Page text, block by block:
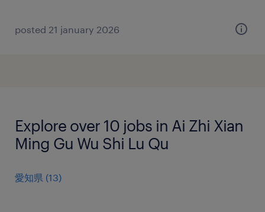
posted 21 january 2026
Explore over 10 jobs in Ai Zhi Xian
Ming Gu Wu Shi Lu Qu
愛知県 (13)